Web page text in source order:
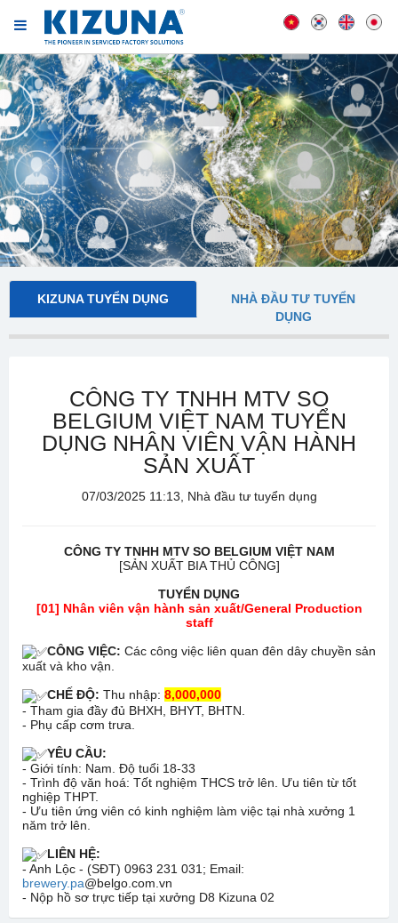
KIZUNA TUYỂN DỤNG
NHÀ ĐẦU TƯ TUYỂN
DỤNG
CÔNG TY TNHH MTV SO
BELGIUM VIỆT NAM TUYỂN
DỤNG NHÂN VIÊN VẬN HÀNH
SẢN XUẤT
07/03/2025 11:13, Nhà đầu tư tuyển dụng
CÔNG TY TNHH MTV SO BELGIUM VIỆT NAM
[SẢN XUẤT BIA THỦ CÔNG]
TUYỂN DỤNG
[01] Nhân viên vận hành sản xuất/General Production
staff
CÔNG VIỆC: Các công việc liên quan đên dây chuyền sản
xuất và kho vận.
CHẾ ĐỘ: Thu nhập: 8,000,000
- Tham gia đầy đủ BHXH, BHYT, BHTN.
- Phụ cấp cơm trưa.
YÊU CẦU:
- Giới tính: Nam. Độ tuổi 18-33
- Trình độ văn hoá: Tốt nghiệm THCS trở lên. Ưu tiên từ tốt
nghiệp THPT.
- Ưu tiên ứng viên có kinh nghiệm làm việc tại nhà xưởng 1
năm trở lên.
LIÊN HỆ:
- Anh Lộc - (SĐT) 0963 231 031; Email:
brewery.pa@belgo.com.vn
- Nộp hồ sơ trực tiếp tại xưởng D8 Kizuna 02